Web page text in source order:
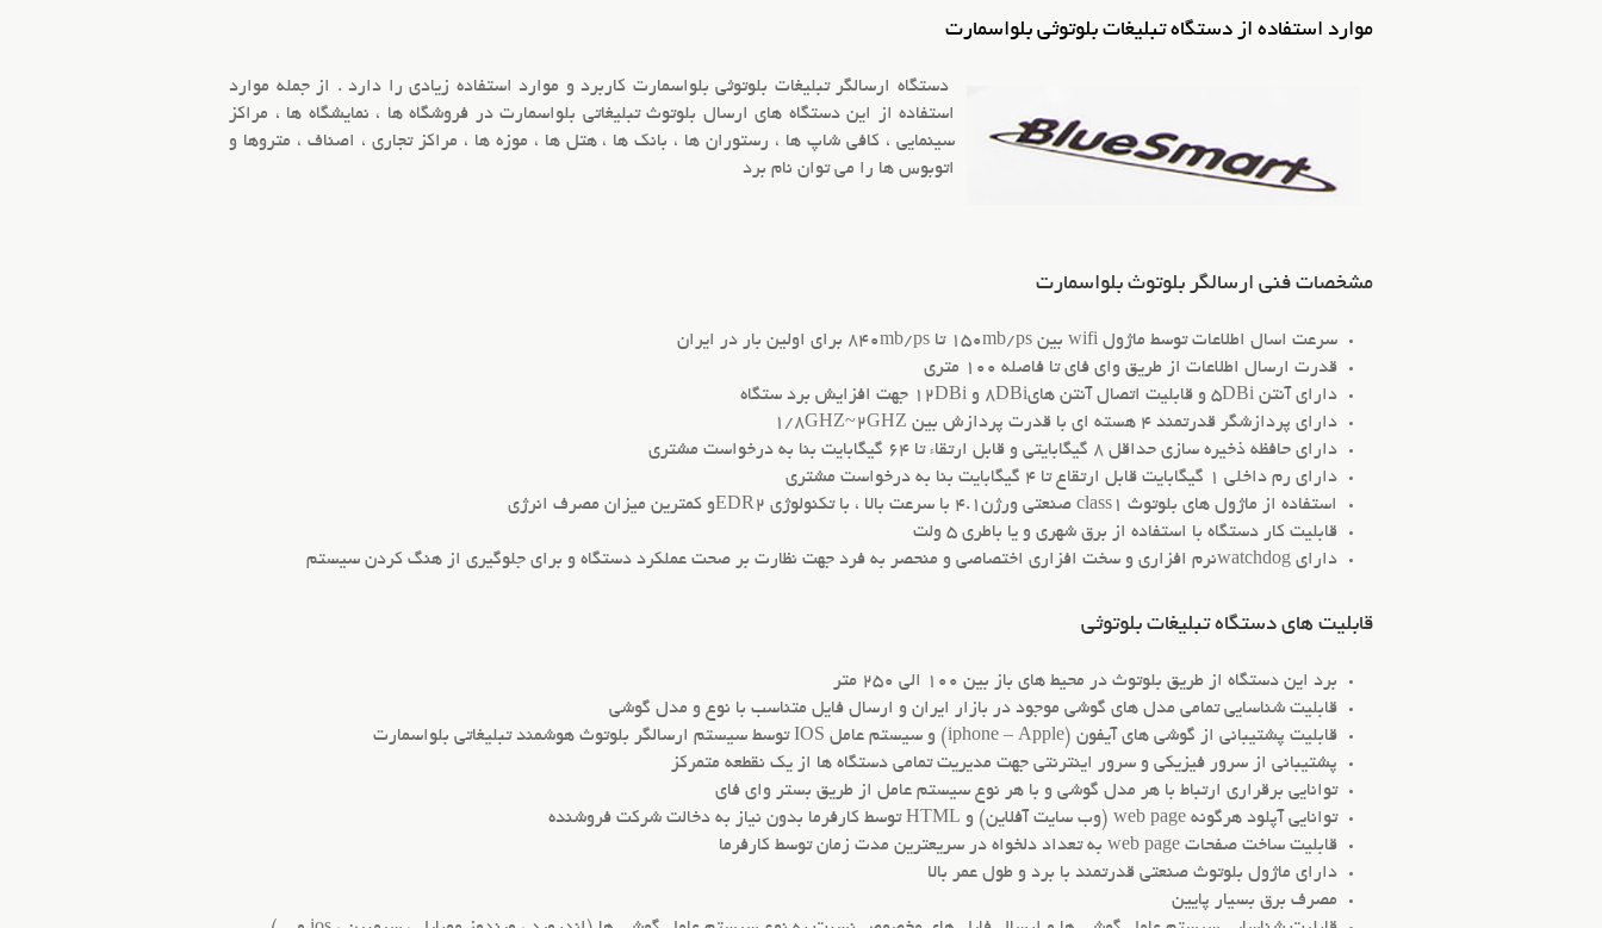
موارد استفاده از دستگاه تبلیغات بلوتوثی بلواسمارت
دستگاه ارسالگرتبلیغات بلوتوثی بلواسمارت کاربرد و موارد استفاده زیادی را دارد . از جمله موارد
استفاده از این دستگاه های ارسال بلوتوث تبلیغاتی بلواسمارت در فروشگاه ها ، نمایشگاه ها ، مراکز
سینمایی ، کافی شاپ ها ، رستوران ها ، بانک ها ، هتل ها ، موزه ها ، مراکز تجاری ، اصناف ، متروها و
اتوبوس ها را می توان نام برد
مشخصات فنی ارسالگر بلوتوث بلواسمارت
سرعت اسال اطلاعات توسط ماژول wifi بین 150mb/ps تا 840mb/ps برای اولین بار در ایران
قدرت ارسال اطلاعات از طریق وای فای تا فاصله 100 متری
دارای آنتن 5DBi و قابلیت اتصال آنتن های8DBi و 12DBi جهت افزایش برد ستگاه
دارای پردازشگر قدرتمند 4 هسته ای با قدرت پردازش بین 1/8GHZ~2GHZ
دارای حافظه ذخیره سازی حداقل 8 گیگابایتی و قابل ارتقاء تا 64 گیگابایت بنا به درخواست مشتری
دارای رم داخلی 1 گیگابایت قابل ارتقاع تا 4 گیگابایت بنا به درخواست مشتری
استفاده از ماژول های بلوتوث class1 صنعتی ورژن4.1 با سرعت بالا ، با تکنولوژی EDR2و کمترین میزان مصرف انرژی
قابلیت کار دستگاه با استفاده از برق شهری و یا باطری 5 ولت
دارای watchdogنرم افزاری و سخت افزاری اختصاصی و منحصر به فرد جهت نظارت بر صحت عملکرد دستگاه و برای جلوگیری از هنگ کردن سیستم
قابلیت های دستگاه تبلیغات بلوتوثی
برد این دستگاه از طریق بلوتوث در محیط های باز بین 100 الی 250 متر
قابلیت شناسایی تمامی مدل های گوشی موجود در بازار ایران و ارسال فایل متناسب با نوع و مدل گوشی
قابلیت پشتیبانی از گوشی های آیفون (iphone – Apple) و سیستم عامل IOS توسط سیستم ارسالگر بلوتوث هوشمند تبلیغاتی بلواسمارت
پشتیبانی از سرور فیزیکی و سرور اینترنتی جهت مدیریت تمامی دستگاه ها از یک نقطعه متمرکز
توانایی برقراری ارتباط با هر مدل گوشی و با هر نوع سیستم عامل از طریق بستر وای فای
توانایی آپلود هرگونه web page (وب سایت آفلاین) و HTML توسط کارفرما بدون نیاز به دخالت شرکت فروشنده
قابلیت ساخت صفحات web page به تعداد دلخواه در سریعترین مدت زمان توسط کارفرما
دارای ماژول بلوتوث صنعتی قدرتمند با برد و طول عمر بالا
مصرف برق بسیار پایین